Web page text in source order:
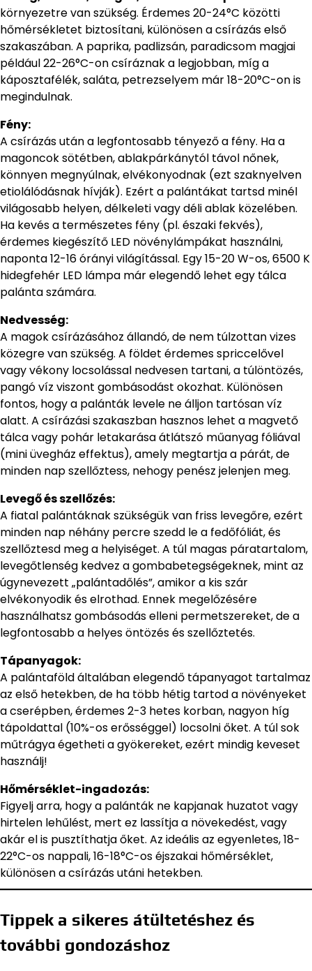
környezetre van szükség. Érdemes 20-24°C közötti
hőmérsékletet biztosítani, különösen a csírázás első
szakaszában. A paprika, padlizsán, paradicsom magjai
például 22-26°C-on csíráznak a legjobban, míg a
káposztafélék, saláta, petrezselyem már 18-20°C-on is
megindulnak.
Fény:
A csírázás után a legfontosabb tényező a fény. Ha a
magoncok sötétben, ablakpárkánytól távol nőnek,
könnyen megnyúlnak, elvékonyodnak (ezt szaknyelven
etiolálódásnak hívják). Ezért a palántákat tartsd minél
világosabb helyen, délkeleti vagy déli ablak közelében.
Ha kevés a természetes fény (pl. északi fekvés),
érdemes kiegészítő LED növénylámpákat használni,
naponta 12-16 órányi világítással. Egy 15-20 W-os, 6500 K
hidegfehér LED lámpa már elegendő lehet egy tálca
palánta számára.
Nedvesség:
A magok csírázásához állandó, de nem túlzottan vizes
közegre van szükség. A földet érdemes spriccelővel
vagy vékony locsolással nedvesen tartani, a túlöntözés,
pangó víz viszont gombásodást okozhat. Különösen
fontos, hogy a palánták levele ne álljon tartósan víz
alatt. A csírázási szakaszban hasznos lehet a magvető
tálca vagy pohár letakarása átlátszó műanyag fóliával
(mini üvegház effektus), amely megtartja a párát, de
minden nap szellőztess, nehogy penész jelenjen meg.
Levegő és szellőzés:
A fiatal palántáknak szükségük van friss levegőre, ezért
minden nap néhány percre szedd le a fedőfóliát, és
szellőztesd meg a helyiséget. A túl magas páratartalom,
levegőtlenség kedvez a gombabetegségeknek, mint az
úgynevezett „palántadőlés”, amikor a kis szár
elvékonyodik és elrothad. Ennek megelőzésére
használhatsz gombásodás elleni permetszereket, de a
legfontosabb a helyes öntözés és szellőztetés.
Tápanyagok:
A palántaföld általában elegendő tápanyagot tartalmaz
az első hetekben, de ha több hétig tartod a növényeket
a cserépben, érdemes 2-3 hetes korban, nagyon híg
tápoldattal (10%-os erősséggel) locsolni őket. A túl sok
műtrágya égetheti a gyökereket, ezért mindig keveset
használj!
Hőmérséklet-ingadozás:
Figyelj arra, hogy a palánták ne kapjanak huzatot vagy
hirtelen lehűlést, mert ez lassítja a növekedést, vagy
akár el is pusztíthatja őket. Az ideális az egyenletes, 18-
22°C-os nappali, 16-18°C-os éjszakai hőmérséklet,
különösen a csírázás utáni hetekben.
Tippek a sikeres átültetéshez és
további gondozáshoz